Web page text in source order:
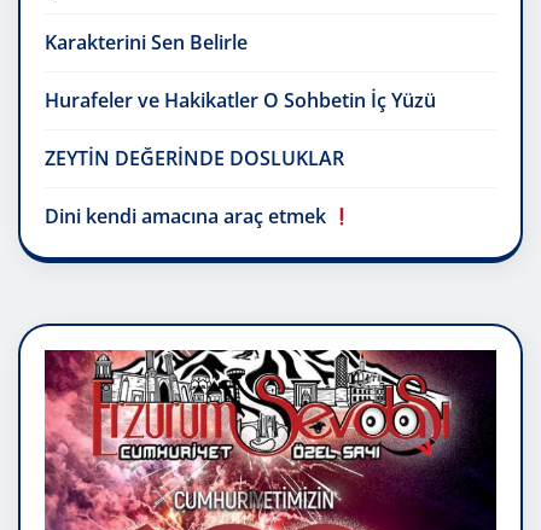
Karakterini Sen Belirle
Hurafeler ve Hakikatler O Sohbetin İç Yüzü
ZEYTİN DEĞERİNDE DOSLUKLAR
Dini kendi amacına araç etmek